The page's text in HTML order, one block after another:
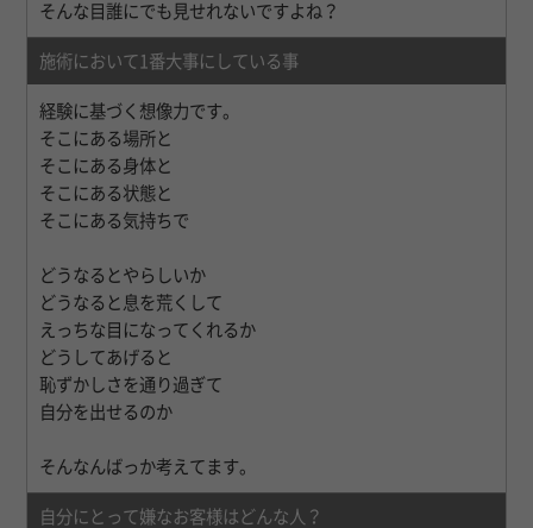
そんな目誰にでも見せれないですよね？
施術において1番大事にしている事
経験に基づく想像力です。
そこにある場所と
そこにある身体と
そこにある状態と
そこにある気持ちで
どうなるとやらしいか
どうなると息を荒くして
えっちな目になってくれるか
どうしてあげると
恥ずかしさを通り過ぎて
自分を出せるのか
そんなんばっか考えてます。
自分にとって嫌なお客様はどんな人？